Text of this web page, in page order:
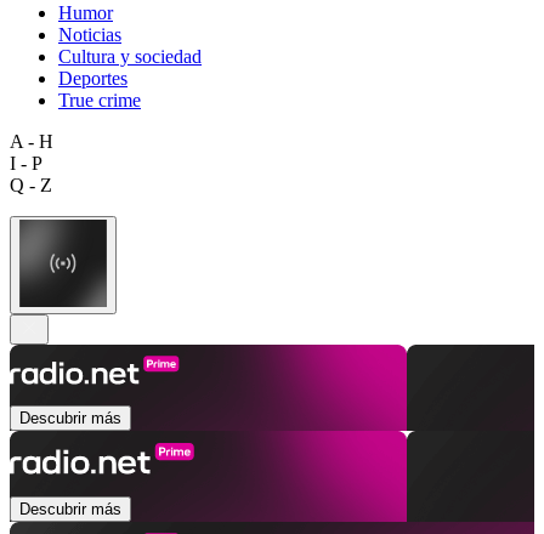
Humor
Noticias
Cultura y sociedad
Deportes
True crime
A - H
I - P
Q - Z
Descubrir más
Descubrir más